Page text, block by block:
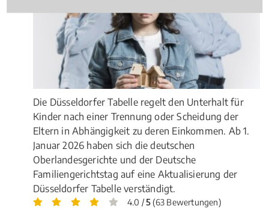
Die Düsseldorfer Tabelle regelt den Unterhalt für
Kinder nach einer Trennung oder Scheidung der
Eltern in Abhängigkeit zu deren Einkommen. Ab 1.
Januar 2026 haben sich die deutschen
Oberlandesgerichte und der Deutsche
Familiengerichtstag auf eine Aktualisierung der
Düsseldorfer Tabelle verständigt.
4.0 /5(63 Bewertungen)